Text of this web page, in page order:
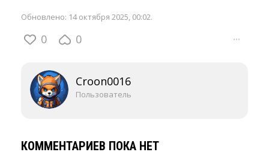
Обновлено: 14 октября 2025, 00:02.
0 0 ···
Croon0016
Пользователь
КОММЕНТАРИЕВ ПОКА НЕТ